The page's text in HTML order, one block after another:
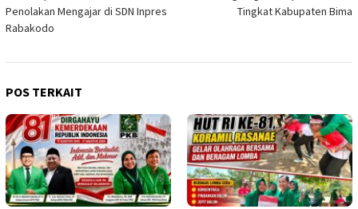
Penolakan Mengajar di SDN Inpres
Rabakodo
Tingkat Kabupaten Bima
POS TERKAIT